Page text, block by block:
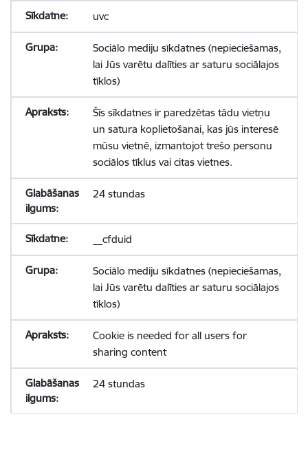
uvc
Sociālo mediju sīkdatnes (nepieciešamas,
lai Jūs varētu dalīties ar saturu sociālajos
tīklos)
Šīs sīkdatnes ir paredzētas tādu vietņu
un satura koplietošanai, kas jūs interesē
mūsu vietnē, izmantojot trešo personu
sociālos tīklus vai citas vietnes.
24 stundas
__cfduid
Sociālo mediju sīkdatnes (nepieciešamas,
lai Jūs varētu dalīties ar saturu sociālajos
tīklos)
Cookie is needed for all users for
sharing content
24 stundas